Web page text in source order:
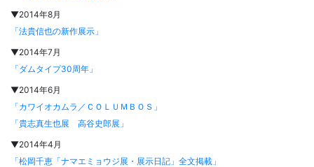
▼2014年8月
「法貴信也の新作展示」
▼2014年7月
「ダムタイプ30周年」
▼2014年6月
「カワイオカムラ／ＣＯＬＵＭＢＯＳ」
「貴志真生也展 高谷史郎展」
▼2014年4月
「松岡千恵「ナマエミョウジ展・展示日記」全文掲載」